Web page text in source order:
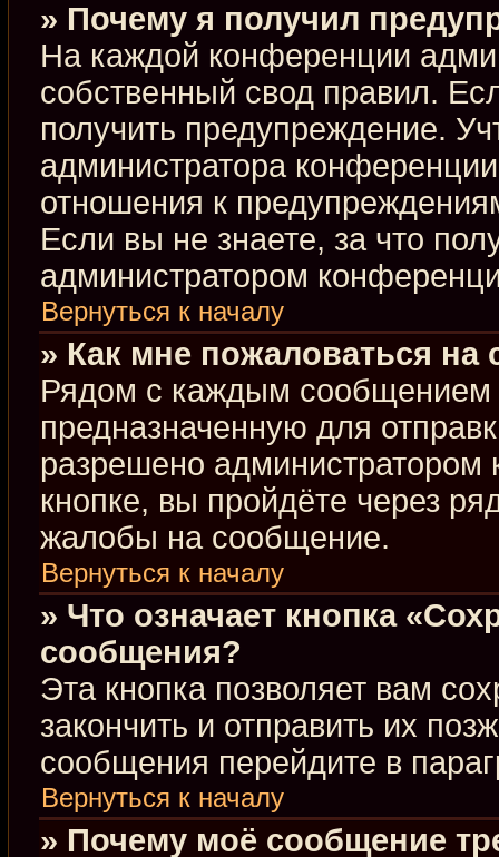
» Почему я получил
На каждой конференции
собственный свод правил.
получить предупреждение.
администратора
отношения к
Если вы не знаете, за что
администратором
Вернуться к началу
» Как мне пожаловаться
Рядом с каждым сообщением
предназначенную для
разрешено
кнопке, вы пройдёте через
жалобы на сообщение.
Вернуться к началу
» Что означает кнопка
сообщения?
Эта кнопка позволяет вам
закончить и отправить их
сообщения перейдите в
Вернуться к началу
» Почему моё сообщение